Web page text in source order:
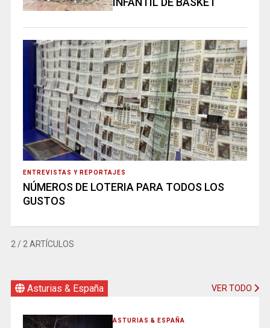
ENTREVISTAS Y REPORTAJES
NÚMEROS DE LOTERIA PARA TODOS LOS
GUSTOS
2/ 2 ARTÍCULOS
Asturias & España VER TODO
ASTURIAS & ESPAÑA